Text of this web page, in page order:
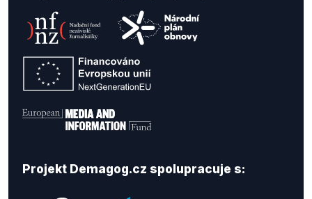
Projekt Demagog.cz spolupracuje s: